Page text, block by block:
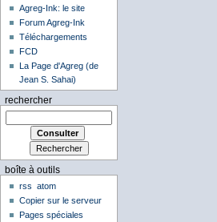
Agreg-Ink: le site
Forum Agreg-Ink
Téléchargements
FCD
La Page d'Agreg (de
Jean S. Sahai)
rechercher
boîte à outils
rss
atom
Copier sur le serveur
Pages spéciales